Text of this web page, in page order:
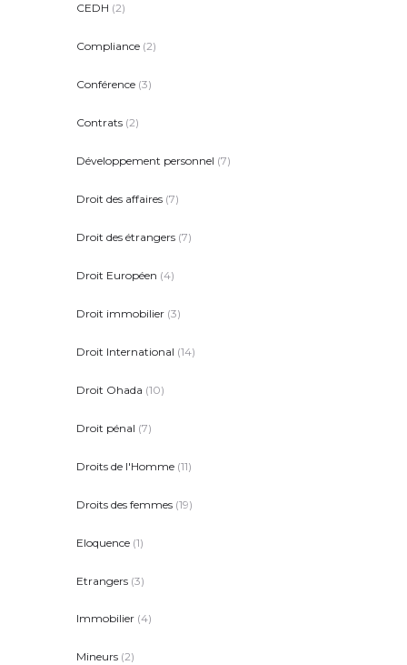
CEDH (2)
Compliance (2)
Conférence (3)
Contrats (2)
Développement personnel (7)
Droit des affaires (7)
Droit des étrangers (7)
Droit Européen (4)
Droit immobilier (3)
Droit International (14)
Droit Ohada (10)
Droit pénal (7)
Droits de l'Homme (11)
Droits des femmes (19)
Eloquence (1)
Etrangers (3)
Immobilier (4)
Mineurs (2)